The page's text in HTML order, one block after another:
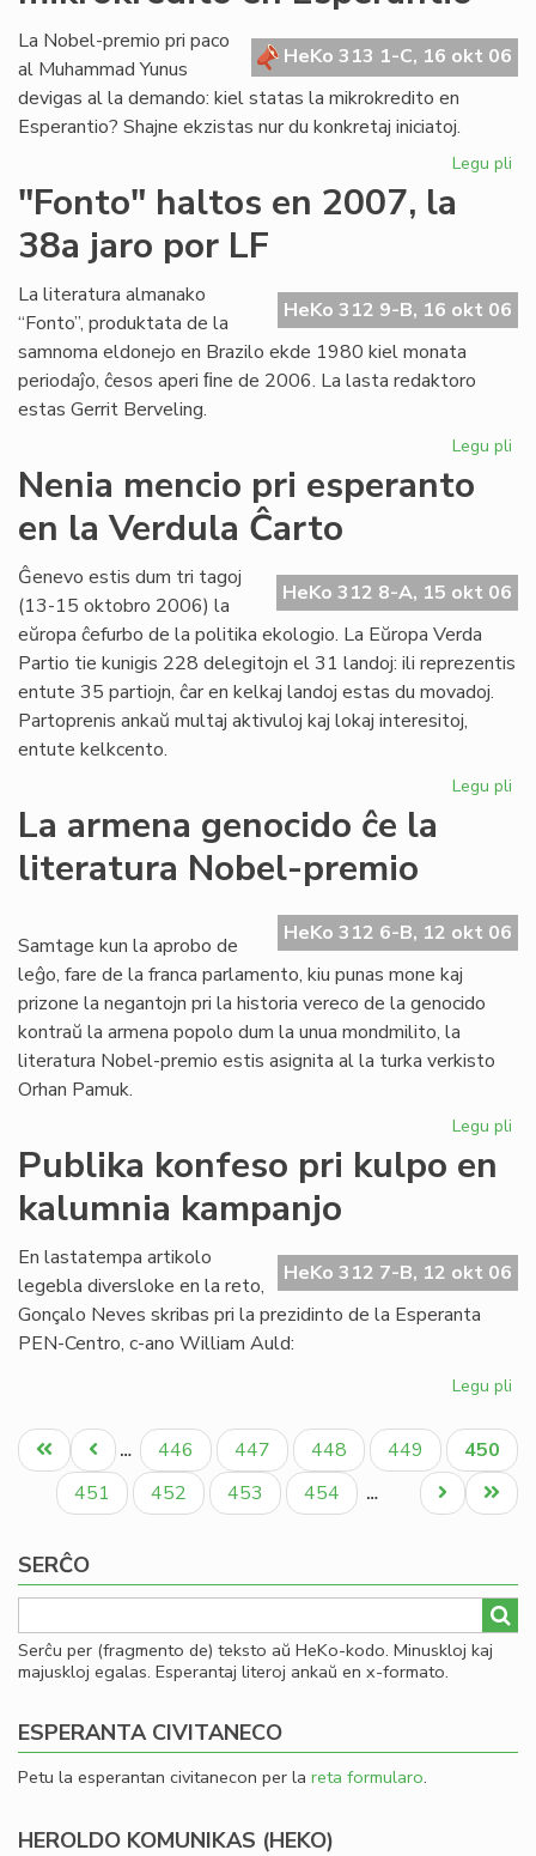
HeKo 313 1-C, 16 okt 06
La Nobel-premio pri paco
al Muhammad Yunus
devigas al la demando: kiel statas la mikrokredito en
Esperantio? Shajne ekzistas nur du konkretaj iniciatoj.
Legu pli
"Fonto" haltos en 2007, la
38a jaro por LF
HeKo 312 9-B, 16 okt 06
La literatura almanako
“Fonto”, produktata de la
samnoma eldonejo en Brazilo ekde 1980 kiel monata
periodaĵo, ĉesos aperi ﬁne de 2006. La lasta redaktoro
estas Gerrit Berveling.
Legu pli
la
LF
Nenia mencio pri esperanto
en la Verdula Ĉarto
HeKo 312 8-A, 15 okt 06
Ĝenevo estis dum tri tagoj
(13-15 oktobro 2006) la
eŭropa ĉefurbo de la politika ekologio. La Eŭropa Verda
Partio tie kunigis 228 delegitojn el 31 landoj: ili reprezentis
entute 35 partiojn, ĉar en kelkaj landoj estas du movadoj.
Partoprenis ankaŭ multaj aktivuloj kaj lokaj interesitoj,
entute kelkcento.
Legu pli
en
La armena genocido ĉe la
literatura Nobel-premio
HeKo 312 6-B, 12 okt 06
Samtage kun la aprobo de
leĝo, fare de la franca parlamento, kiu punas mone kaj
prizone la negantojn pri la historia vereco de la genocido
kontraŭ la armena popolo dum la unua mondmilito, la
literatura Nobel-premio estis asignita al la turka verkisto
Orhan Pamuk.
Legu pli
la
Publika konfeso pri kulpo en
kalumnia kampanjo
HeKo 312 7-B, 12 okt 06
En lastatempa artikolo
legebla diversloke en la reto,
Gonçalo Neves skribas pri la prezidinto de la Esperanta
PEN-Centro, c-ano William Auld:
Legu pli
pri
en
Pagination
Unua
paĝo
Antaŭa
paĝo
… Paĝo
446 Paĝo
447 Paĝo
448 Paĝo
449
Aktuala
paĝo
450
Paĝo
451 Paĝo
452 Paĝo
453 Paĝo
454 …
Last
page
Next
page
SERĈO
Serĉu per (fragmento de) teksto aŭ HeKo-kodo. Minuskloj kaj
majuskloj egalas. Esperantaj literoj ankaŭ en x-formato.
ESPERANTA CIVITANECO
Petu la esperantan civitanecon per la reta formularo.
HEROLDO KOMUNIKAS (HEKO)